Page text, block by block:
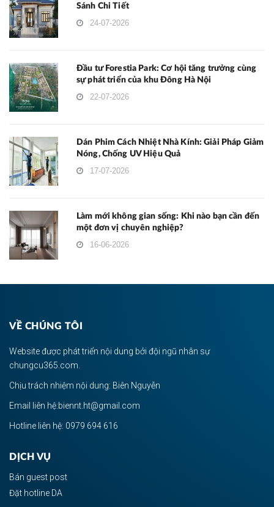
Sánh Chi Tiết
24-07-2026
Đầu tư Forestia Park: Cơ hội tăng trưởng cùng
sự phát triển của khu Đông Hà Nội
22-07-2026
Dán Phim Cách Nhiệt Nhà Kính: Giải Pháp Giảm
Nóng, Chống UV Hiệu Quả
17-07-2026
Làm mới không gian sống: Khi nào bạn cần đến
một đơn vị chuyên nghiệp?
16-06-2026
VỀ CHÚNG TÔI
Website được phát triển nội dung bởi đội ngũ nhân sự
chungcu365.com.
Chịu trách nhiệm nội dung: Biên Nguyễn
Email liên hệ:biennt.ht@gmail.com
Hotline liên hệ: 0979 694 616
DỊCH VỤ
Bán guest post
Đặt hotline DA